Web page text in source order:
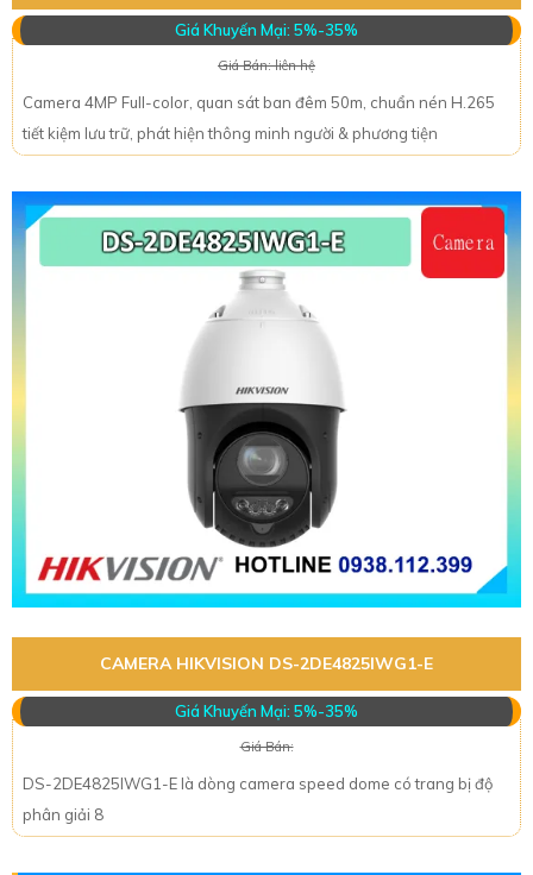
Giá Khuyến Mại: 5%-35%
Giá Bán: liên hệ
Camera 4MP Full-color, quan sát ban đêm 50m, chuẩn nén H.265
tiết kiệm lưu trữ, phát hiện thông minh người & phương tiện
CAMERA HIKVISION DS-2DE4825IWG1-E
Giá Khuyến Mại: 5%-35%
Giá Bán:
DS-2DE4825IWG1-E là dòng camera speed dome có trang bị độ
phân giải 8